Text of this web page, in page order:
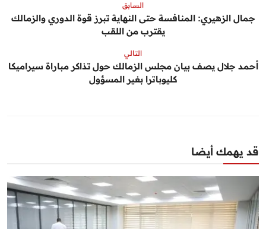
السابق
جمال الزهيري: المنافسة حتى النهاية تبرز قوة الدوري والزمالك
يقترب من اللقب
التالي
أحمد جلال يصف بيان مجلس الزمالك حول تذاكر مباراة سيراميكا
كليوباترا بغير المسؤول
قد يهمك أيضا